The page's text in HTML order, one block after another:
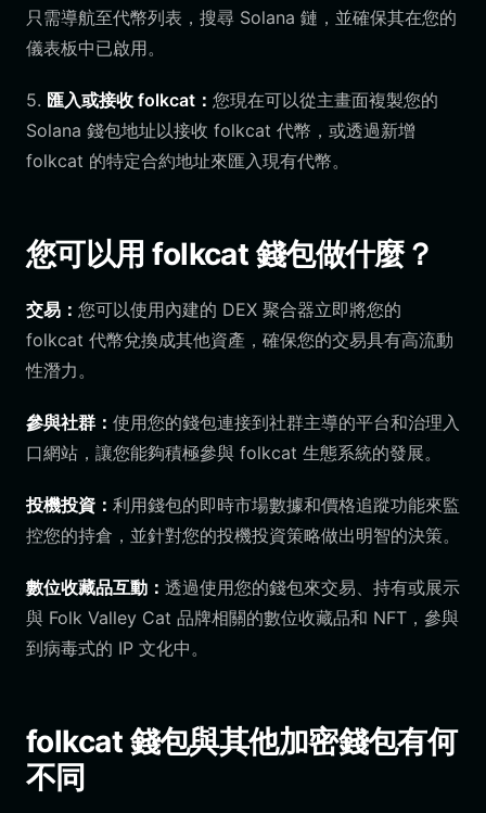
只需導航至代幣列表，搜尋 Solana 鏈，並確保其在您的
儀表板中已啟用。
5. 匯入或接收 folkcat： 您現在可以從主畫面複製您的
Solana 錢包地址以接收 folkcat 代幣，或透過新增
folkcat 的特定合約地址來匯入現有代幣。
您可以用 folkcat 錢包做什麼？
交易： 您可以使用內建的 DEX 聚合器立即將您的
folkcat 代幣兌換成其他資產，確保您的交易具有高流動
性潛力。
參與社群： 使用您的錢包連接到社群主導的平台和治理入
口網站，讓您能夠積極參與 folkcat 生態系統的發展。
投機投資： 利用錢包的即時市場數據和價格追蹤功能來監
控您的持倉，並針對您的投機投資策略做出明智的決策。
數位收藏品互動： 透過使用您的錢包來交易、持有或展示
與 Folk Valley Cat 品牌相關的數位收藏品和 NFT，參與
到病毒式的 IP 文化中。
folkcat 錢包與其他加密錢包有何
不同